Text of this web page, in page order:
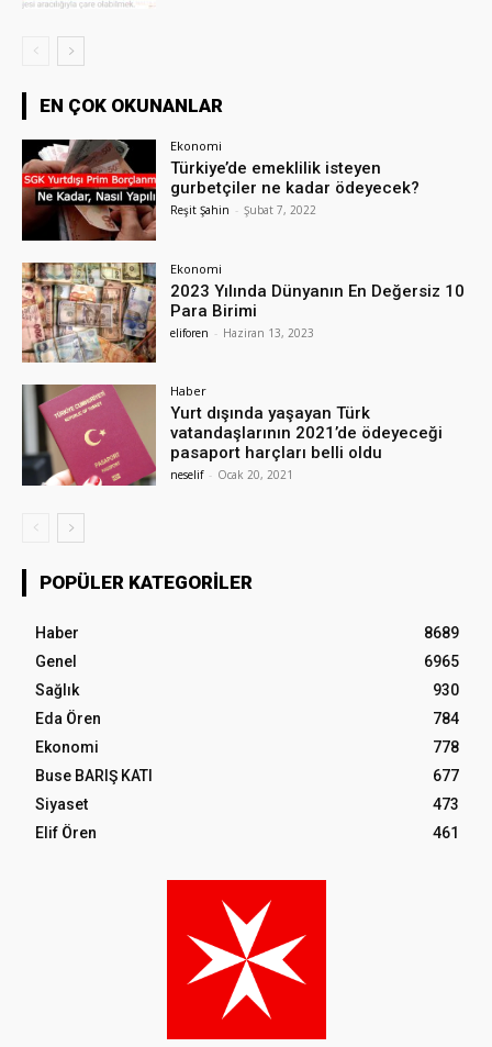
EN ÇOK OKUNANLAR
Ekonomi
Türkiye’de emeklilik isteyen
gurbetçiler ne kadar ödeyecek?
Reşit Şahin - Şubat 7, 2022
Ekonomi
2023 Yılında Dünyanın En Değersiz 10
Para Birimi
eliforen - Haziran 13, 2023
Haber
Yurt dışında yaşayan Türk
vatandaşlarının 2021’de ödeyeceği
pasaport harçları belli oldu
neselif - Ocak 20, 2021
POPÜLER KATEGORILER
Haber
8689
Genel
6965
Sağlık
930
Eda Ören
784
Ekonomi
778
Buse BARIŞ KATI
677
Siyaset
473
Elif Ören
461